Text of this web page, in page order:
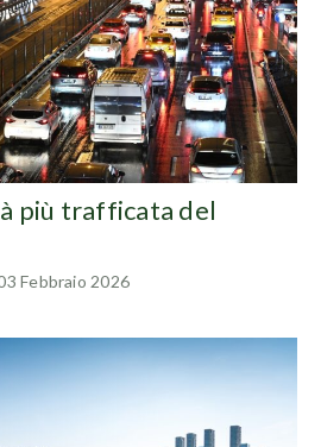
più trafficata del
Febbraio 2026